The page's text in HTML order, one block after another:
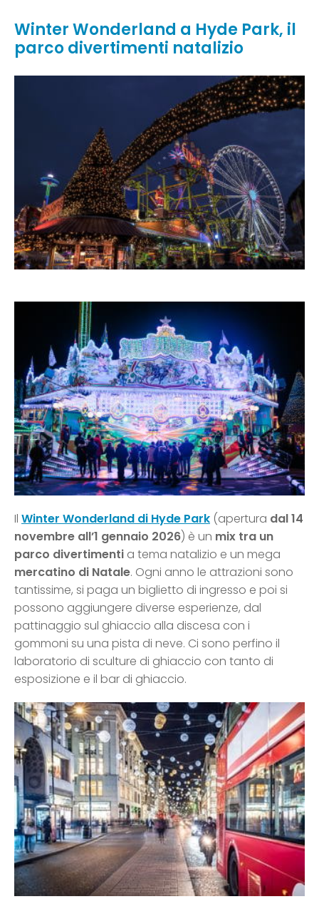
Winter Wonderland a Hyde Park, il
parco divertimenti natalizio
Il Winter Wonderland di Hyde Park (apertura dal 14
novembre all’1 gennaio 2026) è un mix tra un
parco divertimenti a tema natalizio e un mega
mercatino di Natale. Ogni anno le attrazioni sono
tantissime, si paga un biglietto di ingresso e poi si
possono aggiungere diverse esperienze, dal
pattinaggio sul ghiaccio alla discesa con i
gommoni su una pista di neve. Ci sono perfino il
laboratorio di sculture di ghiaccio con tanto di
esposizione e il bar di ghiaccio.